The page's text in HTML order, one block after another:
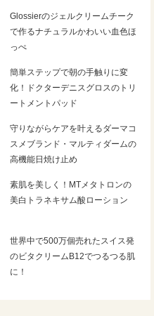
Glossierのジェルクリームチーク
で作るナチュラルかわいい血色ほ
っぺ
簡単ステップで朝の手触りに変
化！ドクターデニスグロスのトリ
ートメントパッド
守りながらケアを叶えるダーマコ
スメブランド・マルティダームの
高機能日焼け止め
素肌を美しく！MTメタトロンの
美白トラネキサム酸ローション
世界中で500万個売れたスイス発
のビタクリームB12でつるつる肌
に！